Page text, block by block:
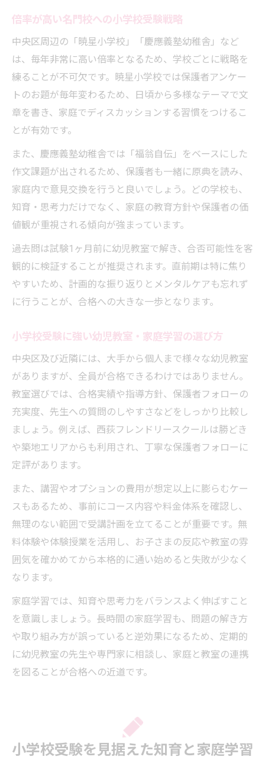
倍率が高い名門校への小学校受験戦略
中央区周辺の「暁星小学校」「慶應義塾幼稚舎」など
は、毎年非常に高い倍率となるため、学校ごとに戦略を
練ることが不可欠です。暁星小学校では保護者アンケー
トのお題が毎年変わるため、日頃から多様なテーマで文
章を書き、家庭でディスカッションする習慣をつけるこ
とが有効です。
また、慶應義塾幼稚舎では「福翁自伝」をベースにした
作文課題が出されるため、保護者も一緒に原典を読み、
家庭内で意見交換を行うと良いでしょう。どの学校も、
知育・思考力だけでなく、家庭の教育方針や保護者の価
値観が重視される傾向が強まっています。
過去問は試験1ヶ月前に幼児教室で解き、合否可能性を客
観的に検証することが推奨されます。直前期は特に焦り
やすいため、計画的な振り返りとメンタルケアも忘れず
に行うことが、合格への大きな一歩となります。
小学校受験に強い幼児教室・家庭学習の選び方
中央区及び近隣には、大手から個人まで様々な幼児教室
がありますが、全員が合格できるわけではありません。
教室選びでは、合格実績や指導方針、保護者フォローの
充実度、先生への質問のしやすさなどをしっかり比較し
ましょう。例えば、西荻フレンドリースクールは勝どき
や築地エリアからも利用され、丁寧な保護者フォローに
定評があります。
また、講習やオプションの費用が想定以上に膨らむケー
スもあるため、事前にコース内容や料金体系を確認し、
無理のない範囲で受講計画を立てることが重要です。無
料体験や体験授業を活用し、お子さまの反応や教室の雰
囲気を確かめてから本格的に通い始めると失敗が少なく
なります。
家庭学習では、知育や思考力をバランスよく伸ばすこと
を意識しましょう。長時間の家庭学習も、問題の解き方
や取り組み方が誤っていると逆効果になるため、定期的
に幼児教室の先生や専門家に相談し、家庭と教室の連携
を図ることが合格への近道です。
小学校受験を見据えた知育と家庭学習